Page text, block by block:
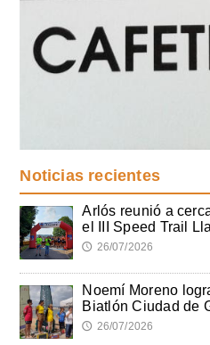
Noticias recientes
Arlós reunió a
el III Speed Trail
🕔 26/07/2026
Noemí Moreno
Biatlón Ciudad de
🕔 26/07/2026